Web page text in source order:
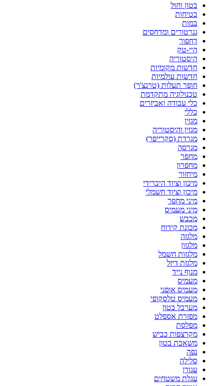
בטון וחול
בטיחות
במות
גנרטורים ומדחסים
דחפור
היי-טק
היסטוריה
חדשות מקומיות
חדשות עולמיות
חופר תעלות (טרנצ'ר)
טכנולוגיה מתקדמת
כלי עבודה ואביזרים
כללי
מגזין
מגזין והיסטוריה
מגרדת (סקרייפר)
מגרסה
מחפר
מחפרון
מיחזור
מיכון וציוד היברידי
מיכון וציוד חשמלי
מיני מחפר
מיני מעמיס
מכבש
מכונת קידוח
מלגזה
מלגזון
מלגזות חשמל
מלגזת דיזל
מנוף נייד
מעמיס
מעמיס אופני
מעמיס טלסקופי
מערבל בטון
מפזרת אספלט
מפלסת
מקרצפות כביש
משאבת בטון
נפה
סלילה
עגורן
עגלת משטחים